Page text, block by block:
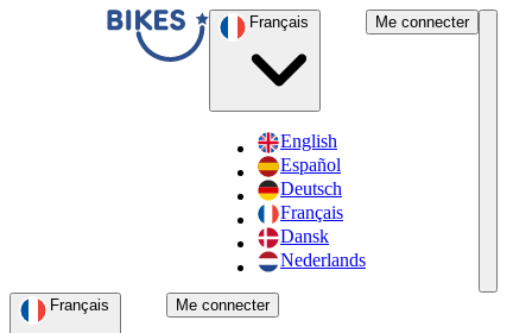
English
Español
Deutsch
Français
Dansk
Nederlands
Me connecter
Me connecter